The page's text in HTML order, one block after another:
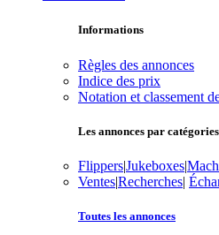
Informations
Règles des annonces
Indice des prix
Notation et classement
Les annonces par catégories
Flippers|Jukeboxes|
Ventes|Recherches|
Toutes les annonces